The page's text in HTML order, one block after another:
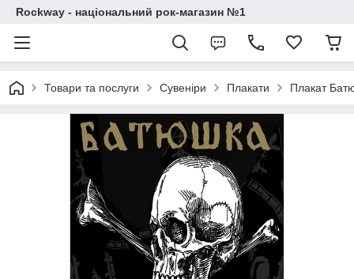
Rockway - національний рок-магазин №1
Товари та послуги Сувеніри Плакати Плакат